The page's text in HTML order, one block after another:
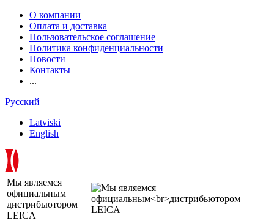
О компании
Оплата и доставка
Пользовательское соглашение
Политика конфиденциальности
Новости
Контакты
...
Русский
Latviski
English
Мы являемся
официальным
дистрибьютором
LEICA